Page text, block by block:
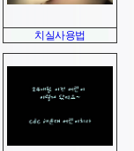
치실사용법